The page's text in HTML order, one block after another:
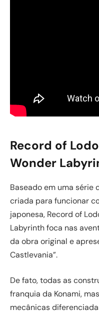
Record of
Wonder
Baseado em uma série
criada para funcionar
japonesa, Record of
Labyrinth foca nas
da obra original e
Castlevania”.
De fato, todas as
franquia da Konami,
mecânicas